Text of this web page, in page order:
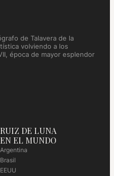
de Talavera de la
volviendo a los
época de mayor esplendor
RUIZ DE LUNA
EN EL MUNDO
Argentina
Brasil
EEUU